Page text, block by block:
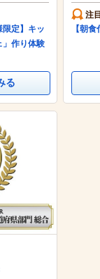
限定】キッ
」作り体験
る
注
【朝